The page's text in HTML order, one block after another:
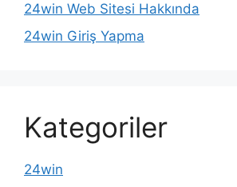
24win Web Sitesi Hakkında
24win Giriş Yapma
Kategoriler
24win